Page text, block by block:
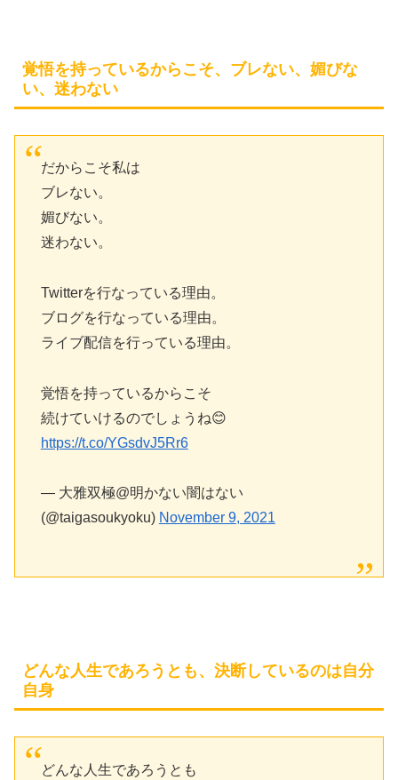
覚悟を持っているからこそ、ブレない、媚びな
い、迷わない
だからこそ私は
ブレない。
媚びない。
迷わない。
Twitterを行なっている理由。
ブログを行なっている理由。
ライブ配信を行っている理由。
覚悟を持っているからこそ
続けていけるのでしょうね😊
https://t.co/YGsdvJ5Rr6
— 大雅双極@明かない闇はない
(@taigasoukyoku) November 9, 2021
どんな人生であろうとも、決断しているのは自分
自身
どんな人生であろうとも